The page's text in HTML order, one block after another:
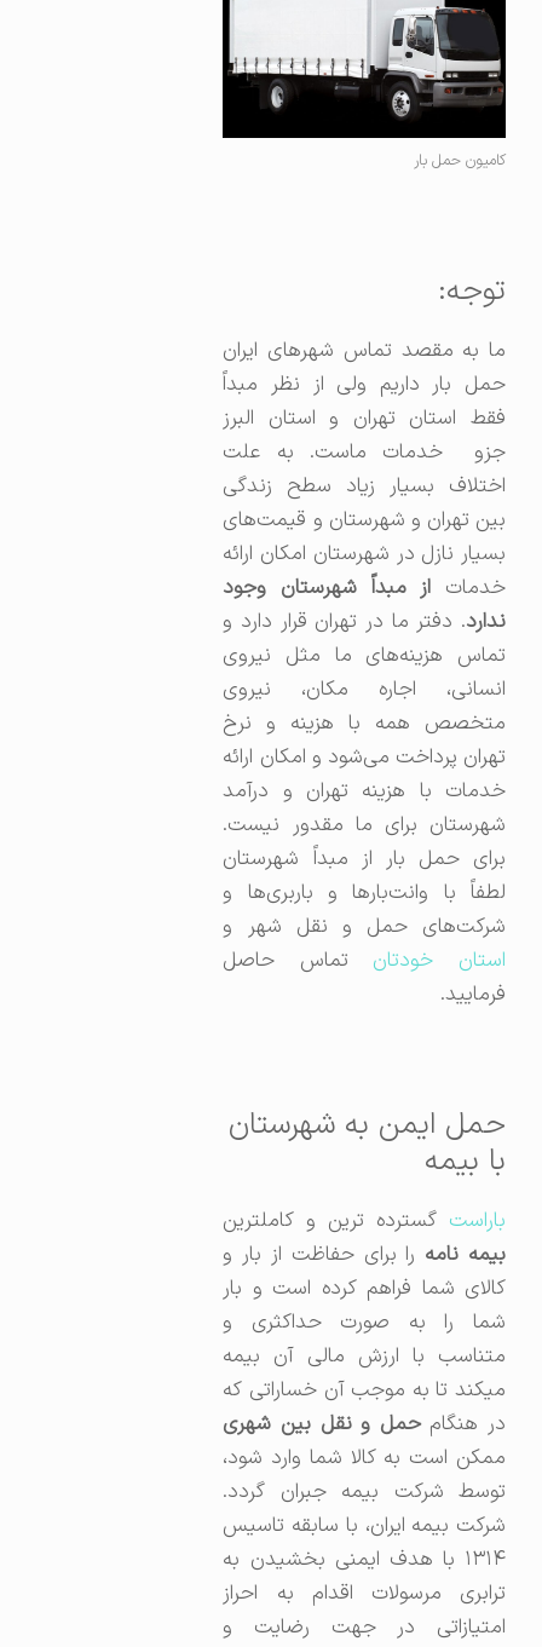
کامیون حمل بار
توجه:
ما به مقصد تماس شهرهای ایران
حمل بار داریم ولی از نظر مبداً
فقط استان تهران و استان البرز
جزو خدمات ماست. به علت
اختلاف بسیار زیاد سطح زندگی
بین تهران و شهرستان و قیمت‌های
بسیار نازل در شهرستان امکان ارائه
خدماتاز مبداً شهرستان وجود
ندارد. دفتر ما در تهران قرار دارد و
تماس هزینه‌های ما مثل نیروی
انسانی، اجاره مکان، نیروی
متخصص همه با هزینه و نرخ
تهران پرداخت می‌شود و امکان ارائه
خدمات با هزینه تهران و درآمد
شهرستان برای ما مقدور نیست.
برای حمل بار از مبداً شهرستان
لطفاً با وانت‌بارها و باربری‌ها و
شرکت‌های حمل و نقل شهر و
استان خودتانتماس حاصل
فرمایید.
حمل ایمن به شهرستان
با بیمه
باراستگسترده ترین و کاملترین
بیمه نامه را برای حفاظت از بار و
کالای شما فراهم کرده است و بار
شما را به صورت حداکثری و
متناسب با ارزش مالی آن بیمه
میکند تا به موجب آن خساراتی که
در هنگامحمل و نقل بین شهری
ممکن است به کالا شما وارد شود،
توسط شرکت بیمه جبران گردد.
شرکت بیمه ایران، با سابقه تاسیس
۱۳۱۴ با هدف ایمنی بخشیدن به
ترابری مرسولات اقدام به احراز
امتیازاتی در جهت رضایت و